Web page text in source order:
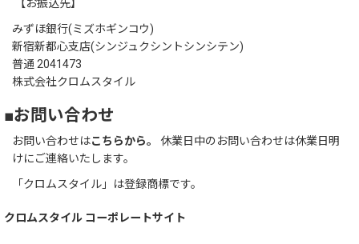
【お振込先】
みずほ銀行(ミズホギンコウ)
新宿新都心支店(シンジュクシントシンシテン)
普通 2041473
株式会社クロムスタイル
■お問い合わせ
お問い合わせはこちらから。
休業日中のお問い合わせは休業日明
けにご連絡いたします。
「クロムスタイル」は登録商標です。
クロムスタイル コーポレートサイト